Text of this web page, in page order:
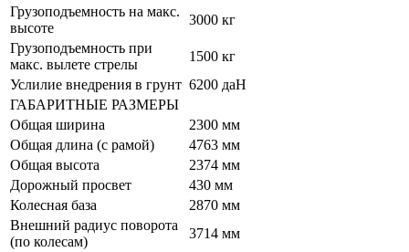
Грузоподъемность на макс.
высоте
3000 кг
Грузоподъемность при
макс. вылете стрелы
1500 кг
Услилие внедрения в грунт 6200 даН
ГАБАРИТНЫЕ РАЗМЕРЫ
Общая ширина
2300 мм
Общая длина (с рамой)
4763 мм
Общая высота
2374 мм
Дорожный просвет
430 мм
Колесная база
2870 мм
Внешний радиус поворота
(по колесам)
3714 мм